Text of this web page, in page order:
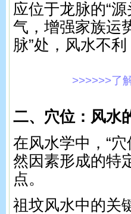
应位于龙脉的“
气，增强家族运
脉”处，风水不
>>>>>>了
二、穴位：风水
在风水学中，“
然因素形成的特
点。
祖坟风水中的关